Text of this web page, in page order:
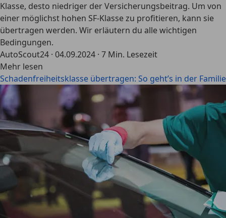
Klasse, desto niedriger der Versicherungsbeitrag. Um von
einer möglichst hohen SF-Klasse zu profitieren, kann sie
übertragen werden. Wir erläutern du alle wichtigen
Bedingungen.
AutoScout24 · 04.09.2024 · 7 Min. Lesezeit
Mehr lesen
Schadenfreiheitsklasse übertragen: So geht’s in der Familie